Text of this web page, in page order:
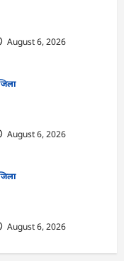
August 6, 2026
August 6, 2026
August 6, 2026